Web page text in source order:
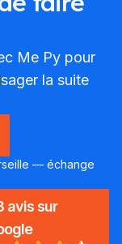
Me Py pour
la suite
— échange
avis sur